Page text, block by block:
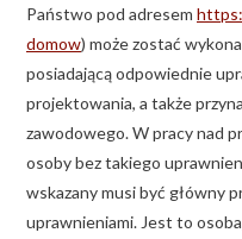
Państwo pod adresem
domow) może zostać
posiadającą odpowiednie
projektowania, a także
zawodowego. W pracy nad
osoby bez takiego
wskazany musi być główny
uprawnieniami. Jest to